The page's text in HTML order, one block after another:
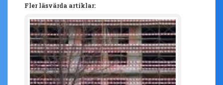
Fler läsvärda artiklar: